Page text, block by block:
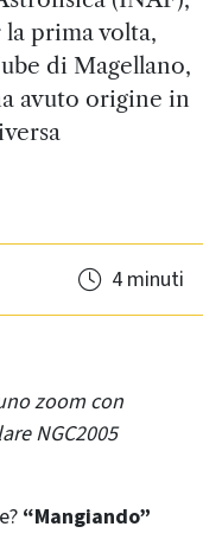
prima volta,
di Magellano,
avuto origine in
4 minuti
zoom con
NGC2005
“Mangiando”